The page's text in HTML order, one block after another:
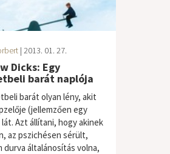
| 2013. 01. 27.
Dicks: Egy
barát naplója
barát olyan lény, akit
(jellemzően egy
Azt állítani, hogy akinek
az pszichésen sérült,
durva általánosítás volna,